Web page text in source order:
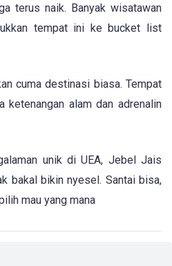
terus naik. Banyak wisatawan
tempat ini ke bucket list
cuma destinasi biasa. Tempat
ketenangan alam dan adrenalin
unik di UEA, Jebel Jais
bakal bikin nyesel. Santai bisa,
mau yang mana